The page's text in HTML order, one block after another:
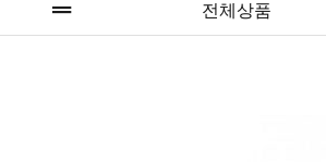
전체상품